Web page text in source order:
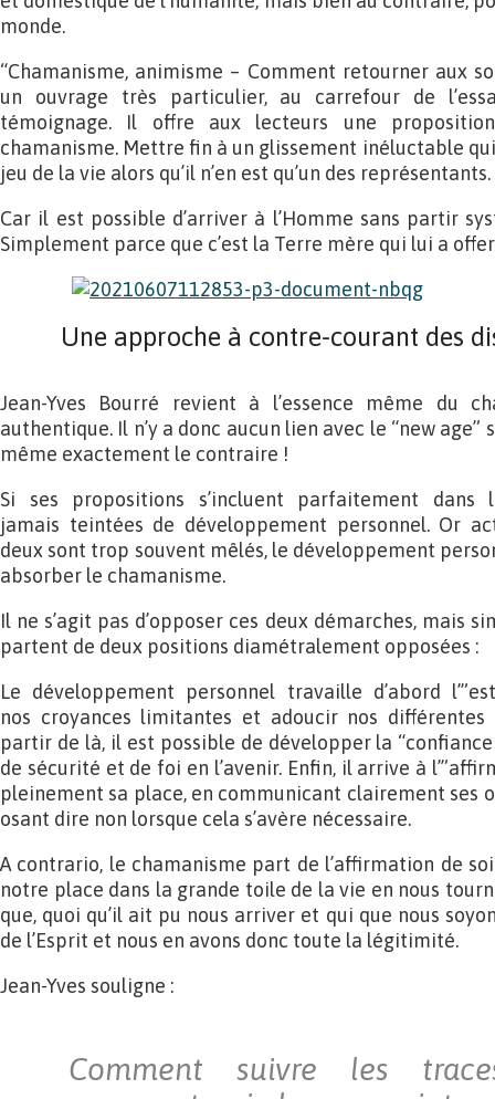
monde.
“Chamanisme, animisme – Comment retourner aux
un ouvrage très particulier, au carrefour de
témoignage. Il offre aux lecteurs une
chamanisme. Mettre fin à un glissement inéluctable
jeu de la vie alors qu’il n’en est qu’un des représentants.
Car il est possible d’arriver à l’Homme sans partir
Simplement parce que c’est la Terre mère qui lui a
Une approche à contre-courant des
Jean-Yves Bourré revient à l’essence même du
authentique. Il n’y a donc aucun lien avec le “new
même exactement le contraire !
Si ses propositions s’incluent parfaitement
jamais teintées de développement personnel. Or
deux sont trop souvent mêlés, le développement
absorber le chamanisme.
Il ne s’agit pas d’opposer ces deux démarches, mais
partent de deux positions diamétralement opposées :
Le développement personnel travaille d’abord
nos croyances limitantes et adoucir nos différentes
partir de là, il est possible de développer la
de sécurité et de foi en l’avenir. Enfin, il arrive à
pleinement sa place, en communicant clairement ses
osant dire non lorsque cela s’avère nécessaire.
A contrario, le chamanisme part de l’affirmation de
notre place dans la grande toile de la vie en nous
que, quoi qu’il ait pu nous arriver et qui que nous
de l’Esprit et nous en avons donc toute la légitimité.
Jean-Yves souligne :
Comment suivre les